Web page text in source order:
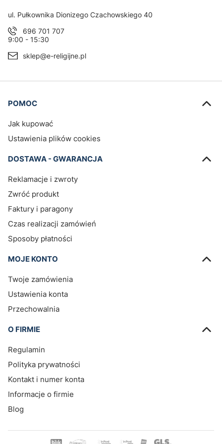
Adres:
ul. Pułkownika Dionizego Czachowskiego 40
696 701 707
9:00 - 15:30
sklep@e-religijne.pl
Linki w stopce
POMOC
Jak kupować
Ustawienia plików cookies
DOSTAWA - GWARANCJA
Reklamacje i zwroty
Zwróć produkt
Faktury i paragony
Czas realizacji zamówień
Sposoby płatności
MOJE KONTO
Twoje zamówienia
Ustawienia konta
Przechowalnia
O FIRMIE
Regulamin
Polityka prywatności
Kontakt i numer konta
Informacje o firmie
Blog